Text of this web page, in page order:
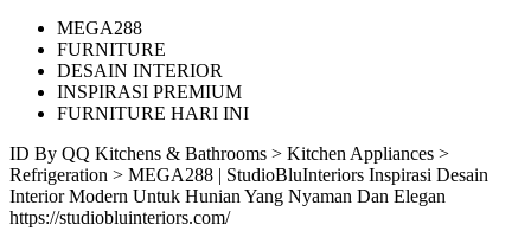
MEGA288
FURNITURE
DESAIN INTERIOR
INSPIRASI PREMIUM
FURNITURE HARI INI
ID By QQ Kitchens & Bathrooms > Kitchen Appliances >
Refrigeration > MEGA288 | StudioBluInteriors Inspirasi Desain
Interior Modern Untuk Hunian Yang Nyaman Dan Elegan
https://studiobluinteriors.com/